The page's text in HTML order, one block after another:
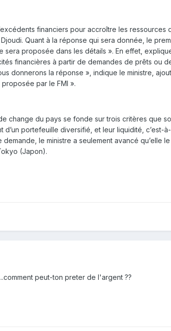
financiers pour accroître les ressources
Quant à la réponse qui sera donnée, le
proposée dans les détails ». En effet,
financières à partir de demandes de prêts ou
donnerons la réponse », indique le ministre,
par le FMI ».
change du pays se fonde sur trois critères que
portefeuille diversifié, et leur liquidité, c’est-
le ministre a seulement avancé qu’elle
(Japon).
peut-ton preter de l'argent ??